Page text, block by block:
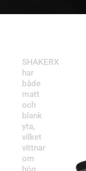
SHAKERX
har
både
matt
och
blank
yta,
vilket
vittnar
om